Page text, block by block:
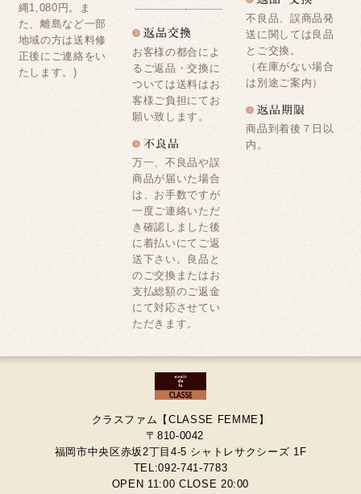
縄1,080円。ま
た、離島など一部
地域の方は送料修
正後にご連絡をい
たします。)
お客様の都合によ
るご返品・交換に
ついては送料はお
客様ご負担にてお
願い致します。
万一、不良品や誤
商品が届いた場合
は、お手数ですが
一度ご連絡いただ
き確認しました後
に着払いにてご返
送下さい。良品と
のご交換またはお
支払総額のご返金
にて対応させてい
ただきます。
不良品、誤商品発
送に関しては良品
とご交換。
（在庫がない場合
は別途ご案内）
商品到着後７日以
内。
クラスファム【CLASSE FEMME】
〒810-0042
福岡市中央区赤坂2丁目4-5 シャトレサクシーズ 1F
TEL:092-741-7783
OPEN 11:00 CLOSE 20:00